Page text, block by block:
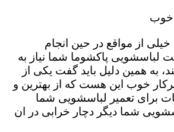
خوب
خیلی از مواقع در حین انجام
پاکشوما شما نیاز به
به همین دلیل باید گفت یکی از
خوب این هست که از بهترین و
برای تعمیر لباسشویی شما
شما دیگر دچار خرابی در ان